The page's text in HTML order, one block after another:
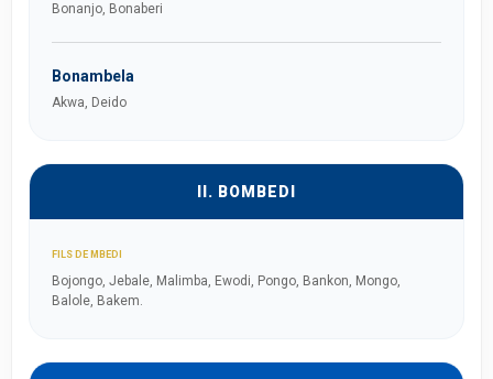
Bonanjo, Bonaberi
Bonambela
Akwa, Deido
II. BOMBEDI
FILS DE MBEDI
Bojongo, Jebale, Malimba, Ewodi, Pongo, Bankon, Mongo,
Balole, Bakem.